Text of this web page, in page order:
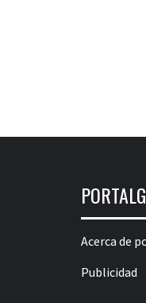
Acerca de
Publicidad